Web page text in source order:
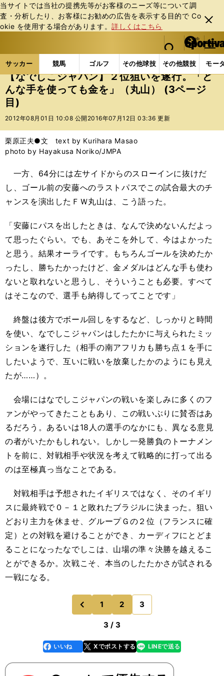
当サイトでは当社の提携先等がお客様のニーズ等について調
査・分析したり、お客様にお勧めの広告を表⽰する⽬的で Co
okie を使⽤する場合があります。詳しくはこちら
閉じ
る
web Sportiva (webスポルティーバ)
検索
マイペ
ー
ジ
メニュ
サッカー 競馬 ゴルフ その他球技 その他競技 モー
ス
ポ
ル
テ
ー
バ
サッカーの記事一覧 サッカー代表 なでしこジャパ
【なでしこジャパン】２位狙いを遂行。「ど
んな手を使っても金を」（丸山） (3ページ
目)
2012年08月01日 10:08 公開 2016年07月12日 03:36 更新
栗原正夫●文 text by Kurihara Masao
photo by Hayakusa Noriko/JMPA
一方、64分には左サイドからのスローインに抜けだ
し、ゴール前の安藤へのラストパスでこの試合最大のチ
ャンスを演出したＦＷ丸山は、こう語った。
「安藤にパスを出したときは、なんで決めないんだよっ
て思ったぐらい。でも、あそこを外して、今はよかった
と思う。結果オーライです。もちろんゴールを決めたか
ったし、勝ちたかったけど、金メダルはどんな手も使わ
ないと取れないと思うし、そういうことも必要。すべて
はそこなので、選手も納得してってことです」
終盤は後方でボール回しをするなど、しっかりと時間
を使い、なでしこジャパンはしたたかに与えられたミッ
ションを遂行した（相手の南アフリカも勝ち点１を手に
したいようで、互いに戦いを放棄したかのようにも見え
たが……）。
会場にはなでしこジャパンの戦いを楽しみに多くのフ
ァンがやってきたこともあり、この戦いぶりに賛否はあ
るだろう。あるいは18人の選手のなかにも、異なる意見
の者がいたかもしれない。しかし一発勝負のトーナメン
トを前に、対戦相手や状況を考えて戦略的に打って出る
のは至極真っ当なことである。
対戦相手は予想されたイギリスではなく、そのイギリ
スに最終戦で０－１と敗れたブラジルに決まった。狙い
どおり主力を休ませ、グループＧの２位（フランスに確
定）との対戦を避けることができ、カーディフにとどま
ることになったなでしこは、山場の準々決勝を越えるこ
とができるか。次戦こそ、本当のしたたかさが試される
一戦になる。
前
のページへ
1 2 3
3 / 3
faceboo
k
いいね Xでポストする
line LINEで送る